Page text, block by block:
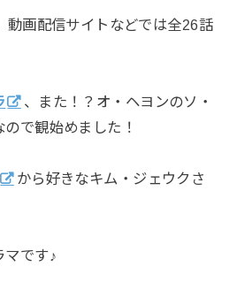
動画配信サイトなどでは全26話
、また！？オ・ヘヨンのソ・
で観始めました！
から好きなキム・ジェウクさ
マです♪